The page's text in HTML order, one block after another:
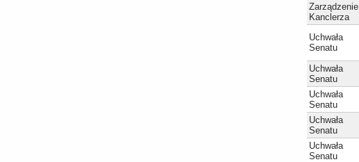
Zarządzenie
Kanclerza
Uchwała
Senatu
Uchwała
Senatu
Uchwała
Senatu
Uchwała
Senatu
Uchwała
Senatu